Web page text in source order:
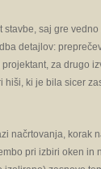
saj gre
detajlov:
za drugo
ki je bila sicer
načrtovanja, korak
pri izbiri oken in